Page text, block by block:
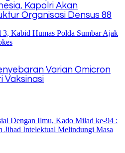
Kapolri Akan
Organisasi Densus 88
Varian Omicron
Vaksinasi